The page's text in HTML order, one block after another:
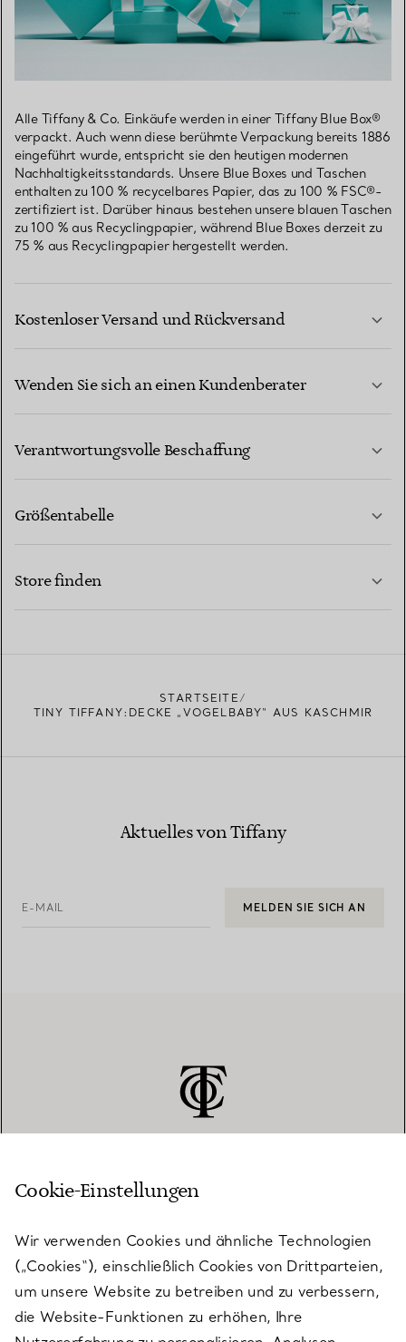
Alle Tiffany & Co. Einkäufe werden in einer Tiffany Blue Box®
verpackt. Auch wenn diese berühmte Verpackung bereits 1886
eingeführt wurde, entspricht sie den heutigen modernen
Nachhaltigkeitsstandards. Unsere Blue Boxes und Taschen
enthalten zu 100 % recycelbares Papier, das zu 100 % FSC®-
zertifiziert ist. Darüber hinaus bestehen unsere blauen Taschen
zu 100 % aus Recyclingpapier, während Blue Boxes derzeit zu
75 % aus Recyclingpapier hergestellt werden.
Kostenloser Versand und Rückversand
Wenden Sie sich an einen Kundenberater
Verantwortungsvolle Beschaffung
Größentabelle
Store finden
STARTSEITE
TINY TIFFANY:DECKE „VOGELBABY“ AUS KASCHMIR
Aktuelles von Tiffany
E-MAIL MELDEN SIE SICH AN
KUNDENSERVICE
SERVICES
Cookie-Einstellungen
Wir verwenden Cookies und ähnliche Technologien
(„Cookies“), einschließlich Cookies von Drittparteien,
um unsere Website zu betreiben und zu verbessern,
die Website-Funktionen zu erhöhen, Ihre